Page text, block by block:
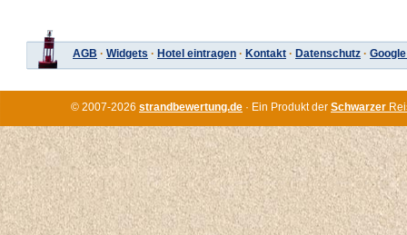
AGB · Widgets · Hotel eintragen · Kontakt · Datenschutz ·
© 2007-2026 strandbewertung.de · Ein Produkt der Schwarzer